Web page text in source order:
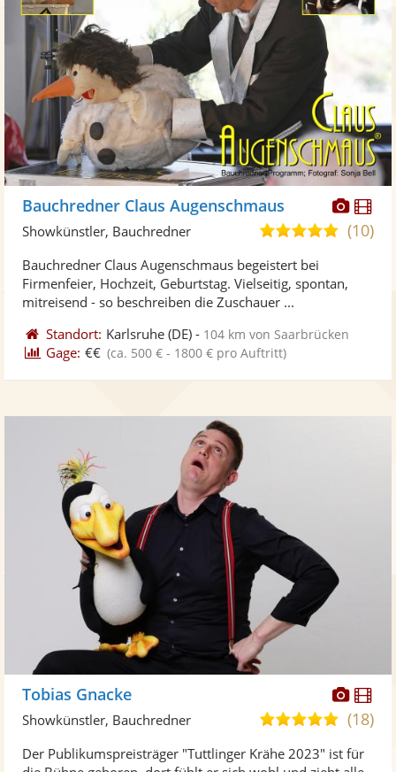
Bauchredner Claus Augenschmaus
4,9
Sternen
(10)
Showkünstler, Bauchredner
Bauchredner Claus Augenschmaus begeistert bei
Firmenfeier, Hochzeit, Geburtstag. Vielseitig, spontan,
mitreisend - so beschreiben die Zuschauer ...
Standort: Karlsruhe (DE) - 104 km von Saarbrücken
Gage: €€ (ca. 500 € - 1800 € pro Auftritt)
Fotos
Tobias Gnacke
5,0
5
(18)
Showkünstler, Bauchredner
Der Publikumspreisträger "Tuttlinger Krähe 2023" ist für